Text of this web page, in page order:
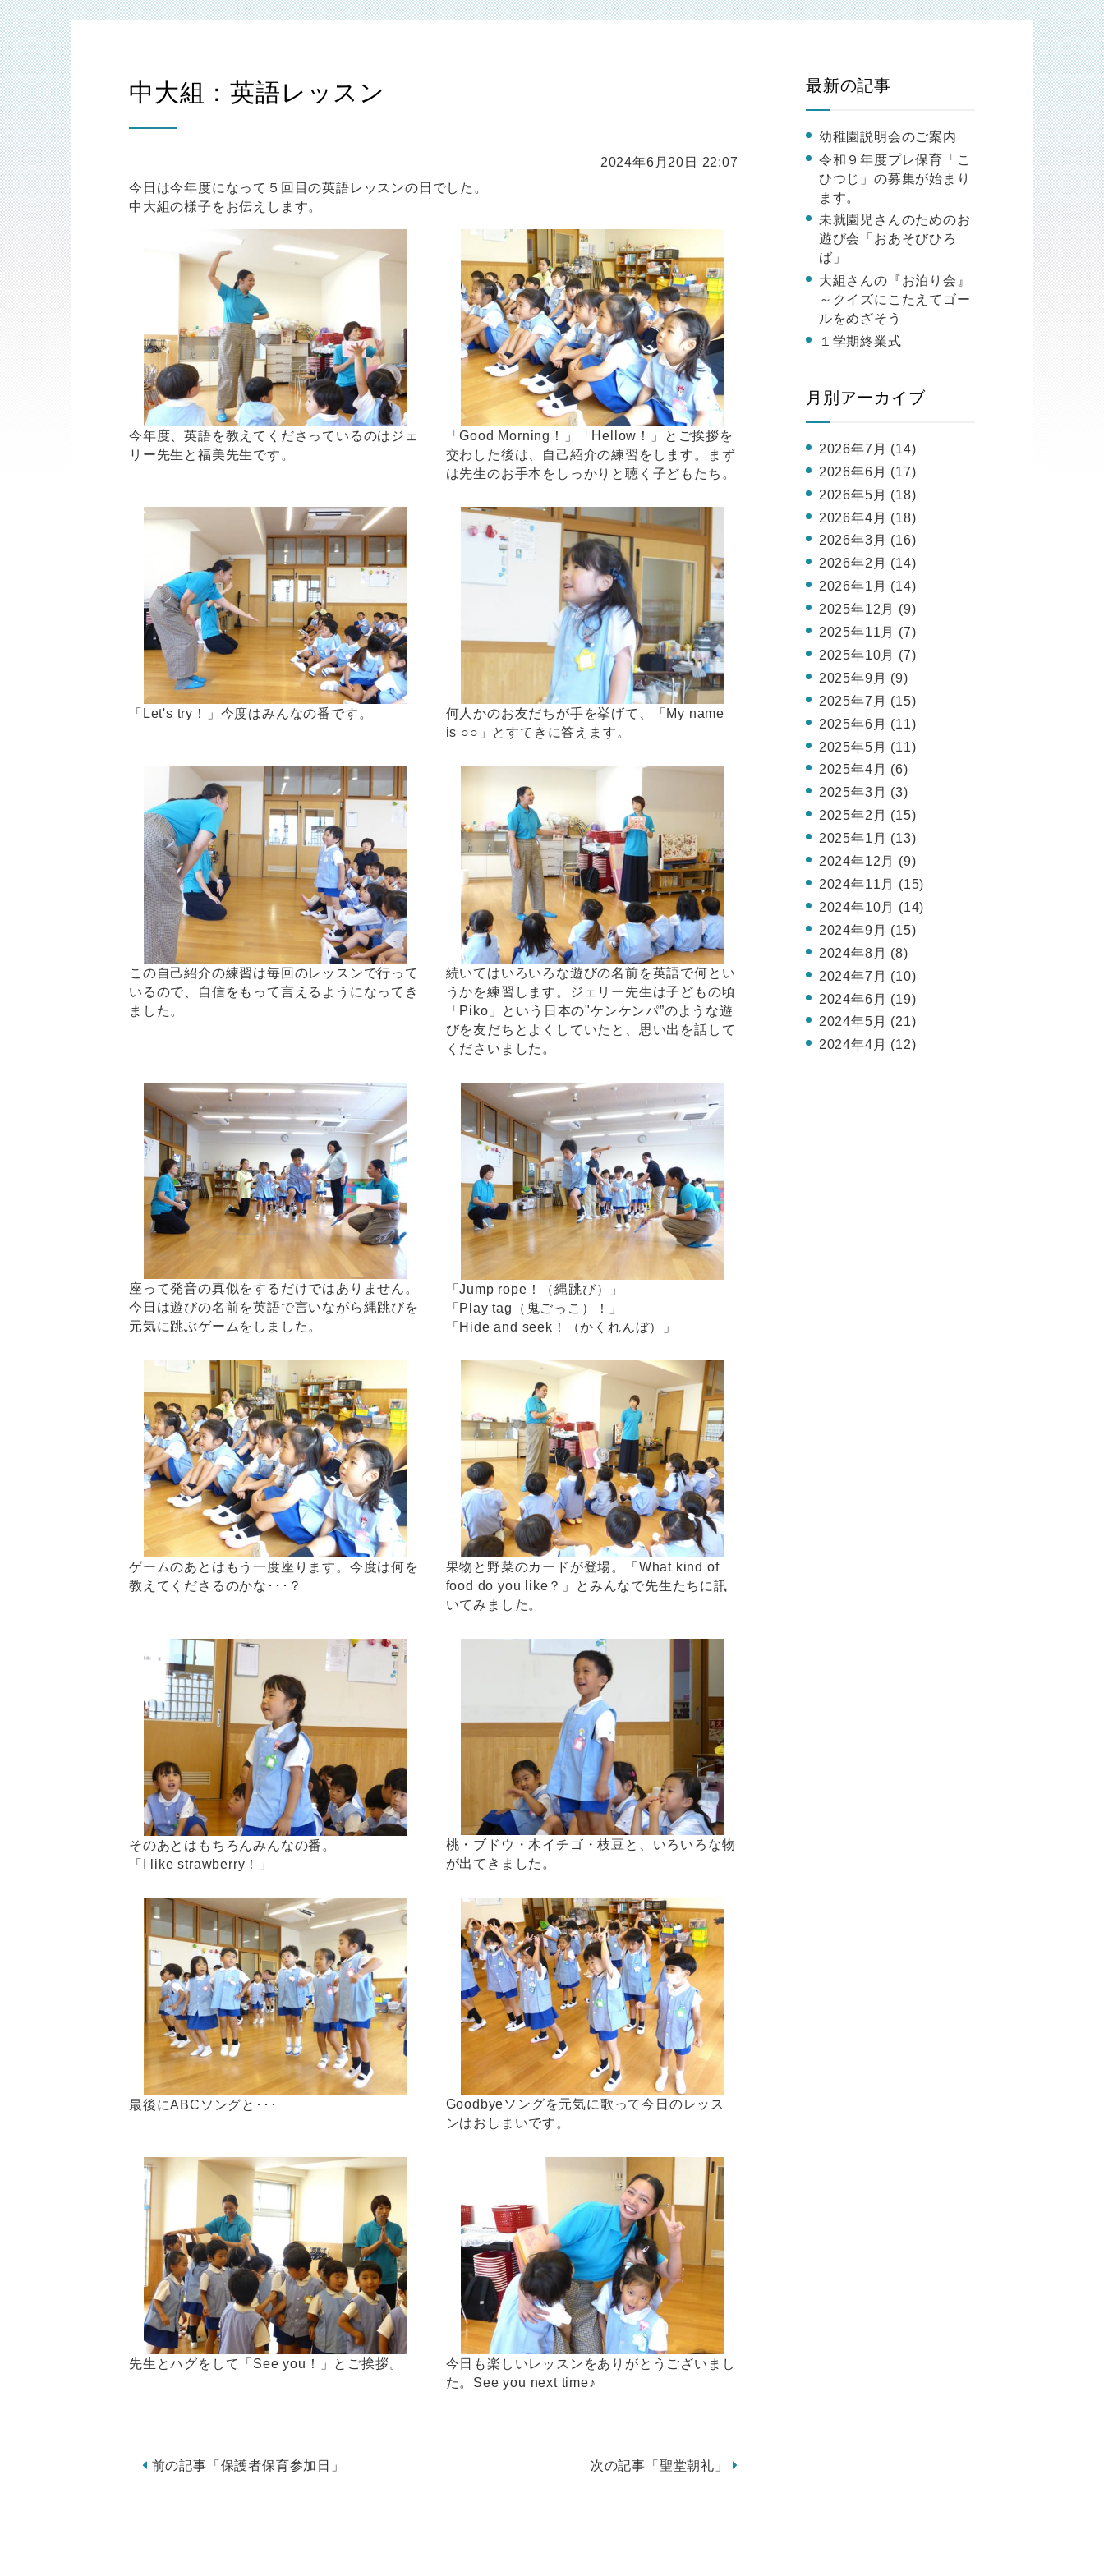
中大組：英語レッスン
2024年6月20日 22:07
今日は今年度になって５回目の英語レッスンの日でした。
中大組の様子をお伝えします。
今年度、英語を教えてくださっているのはジェ
リー先生と福美先生です。
「Good Morning！」「Hellow！」とご挨拶を
交わした後は、自己紹介の練習をします。まず
は先生のお手本をしっかりと聴く子どもたち。
「Let's try！」今度はみんなの番です。
何人かのお友だちが手を挙げて、「My name
is ○○」とすてきに答えます。
この自己紹介の練習は毎回のレッスンで行って
いるので、自信をもって言えるようになってき
ました。
続いてはいろいろな遊びの名前を英語で何とい
うかを練習します。ジェリー先生は子どもの頃
「Piko」という日本の"ケンケンパ”のような遊
びを友だちとよくしていたと、思い出を話して
くださいました。
座って発音の真似をするだけではありません。
今日は遊びの名前を英語で言いながら縄跳びを
元気に跳ぶゲームをしました。
「Jump rope！（縄跳び）」
「Play tag（鬼ごっこ）！」
「Hide and seek！（かくれんぼ）」
ゲームのあとはもう一度座ります。今度は何を
教えてくださるのかな･･･？
果物と野菜のカードが登場。「What kind of
food do you like？」とみんなで先生たちに訊
いてみました。
そのあとはもちろんみんなの番。
「I like strawberry！」
桃・ブドウ・木イチゴ・枝豆と、いろいろな物
が出てきました。
最後にABCソングと･･･
Goodbyeソングを元気に歌って今日のレッス
ンはおしまいです。
先生とハグをして「See you！」とご挨拶。
今日も楽しいレッスンをありがとうございまし
た。See you next time♪
前の記事「保護者保育参加日」 次の記事「聖堂朝礼」
最新の記事
幼稚園説明会のご案内
令和９年度プレ保育「こ
ひつじ」の募集が始まり
ます。
未就園児さんのためのお
遊び会「おあそびひろ
ば」
大組さんの『お泊り会』
～クイズにこたえてゴー
ルをめざそう
１学期終業式
月別アーカイブ
2026年7月 (14)
2026年6月 (17)
2026年5月 (18)
2026年4月 (18)
2026年3月 (16)
2026年2月 (14)
2026年1月 (14)
2025年12月 (9)
2025年11月 (7)
2025年10月 (7)
2025年9月 (9)
2025年7月 (15)
2025年6月 (11)
2025年5月 (11)
2025年4月 (6)
2025年3月 (3)
2025年2月 (15)
2025年1月 (13)
2024年12月 (9)
2024年11月 (15)
2024年10月 (14)
2024年9月 (15)
2024年8月 (8)
2024年7月 (10)
2024年6月 (19)
2024年5月 (21)
2024年4月 (12)